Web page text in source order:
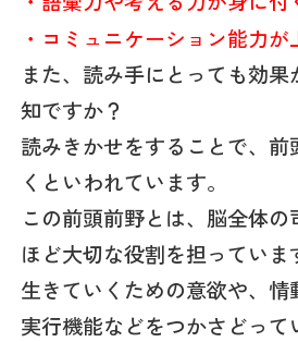
・コミュニケーション能力が
また、読み手にとっても効
知ですか？
読みきかせをすることで、前
くといわれています。
この前頭前野とは、脳全体の
ほど大切な役割を担っていま
生きていくための意欲や、情
実行機能などをつかさどって